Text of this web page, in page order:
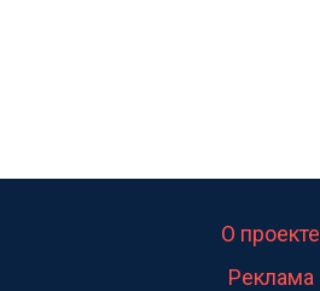
О проекте
Реклама